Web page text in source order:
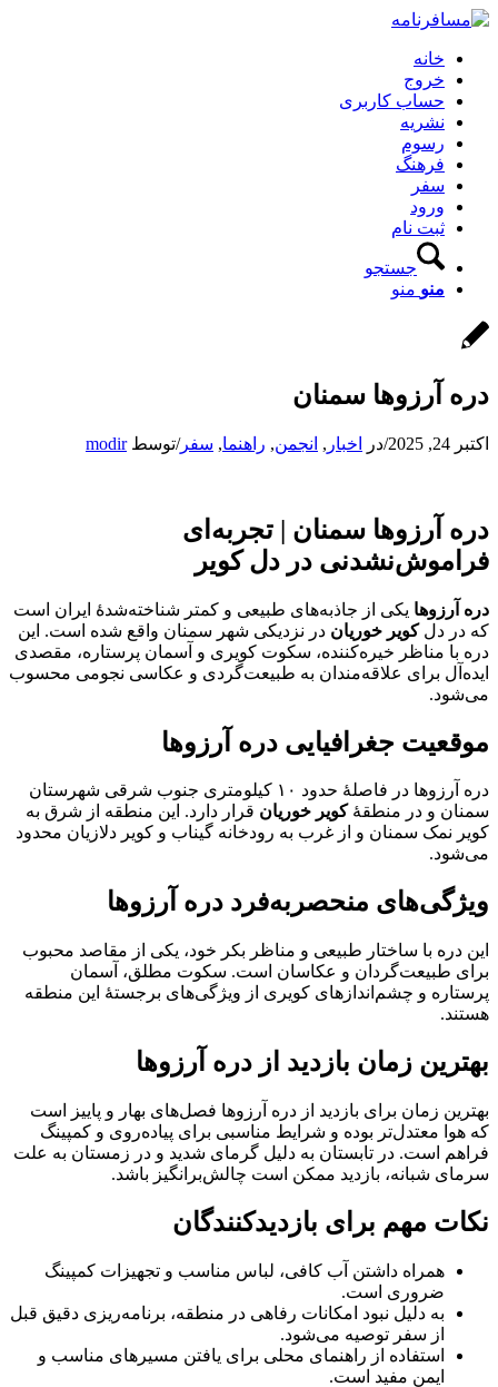
خانه
خروج
حساب کاربری
نشریه
رسوم
فرهنگ
سفر
ورود
ثبت نام
جستجو
منو منو
دره آرزوها سمنان
اکتبر 24, 2025 /در اخبار , انجمن, راهنما, سفر/توسطmodir
دره آرزوها سمنان | تجربه‌ای
فراموش‌نشدنی در دل کویر
دره آرزوها یکی از جاذبه‌های طبیعی و کمتر شناخته‌شدهٔ ایران است
که در دلکویر خوریان در نزدیکی شهر سمنان واقع شده است. این
دره با مناظر خیره‌کننده، سکوت کویری و آسمان پرستاره، مقصدی
ایده‌آل برای علاقه‌مندان به طبیعت‌گردی و عکاسی نجومی محسوب
می‌شود.
موقعیت جغرافیایی دره آرزوها
دره آرزوها در فاصلهٔ حدود ۱۰ کیلومتری جنوب شرقی شهرستان
سمنان و در منطقهٔکویر خوریان قرار دارد. این منطقه از شرق به
کویر نمک سمنان و از غرب به رودخانه گیناب و کویر دلازیان محدود
می‌شود.
ویژگی‌های منحصربه‌فرد دره آرزوها
این دره با ساختار طبیعی و مناظر بکر خود، یکی از مقاصد محبوب
برای طبیعت‌گردان و عکاسان است. سکوت مطلق، آسمان
پرستاره و چشم‌اندازهای کویری از ویژگی‌های برجستهٔ این منطقه
هستند.
بهترین زمان بازدید از دره آرزوها
بهترین زمان برای بازدید از دره آرزوها فصل‌های بهار و پاییز است
که هوا معتدل‌تر بوده و شرایط مناسبی برای پیاده‌روی و کمپینگ
فراهم است. در تابستان به دلیل گرمای شدید و در زمستان به علت
سرمای شبانه، بازدید ممکن است چالش‌برانگیز باشد.
نکات مهم برای بازدیدکنندگان
همراه داشتن آب کافی، لباس مناسب و تجهیزات کمپینگ
ضروری است.
به دلیل نبود امکانات رفاهی در منطقه، برنامه‌ریزی دقیق قبل
از سفر توصیه می‌شود.
استفاده از راهنمای محلی برای یافتن مسیرهای مناسب و
ایمن مفید است.